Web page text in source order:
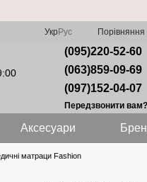
УкрРус Порівняння
(095)220-52-60
(063)859-09-69
(097)152-04-07
Передзвонити вам?
Аксесуари
матраци Fashion